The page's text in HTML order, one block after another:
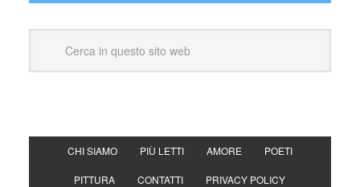
CHI SIAMO PIÙ LETTI AMORE POETI
PITTURA CONTATTI PRIVACY POLICY